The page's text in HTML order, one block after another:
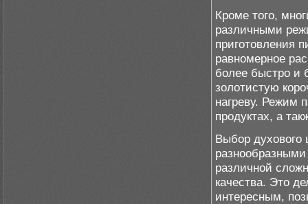
Кроме того,
различными
приготовления
равномерное
более быстро и
золотистую
нагреву. Режим
продуктах, а
Выбор
различной
качества. Это
интересным,